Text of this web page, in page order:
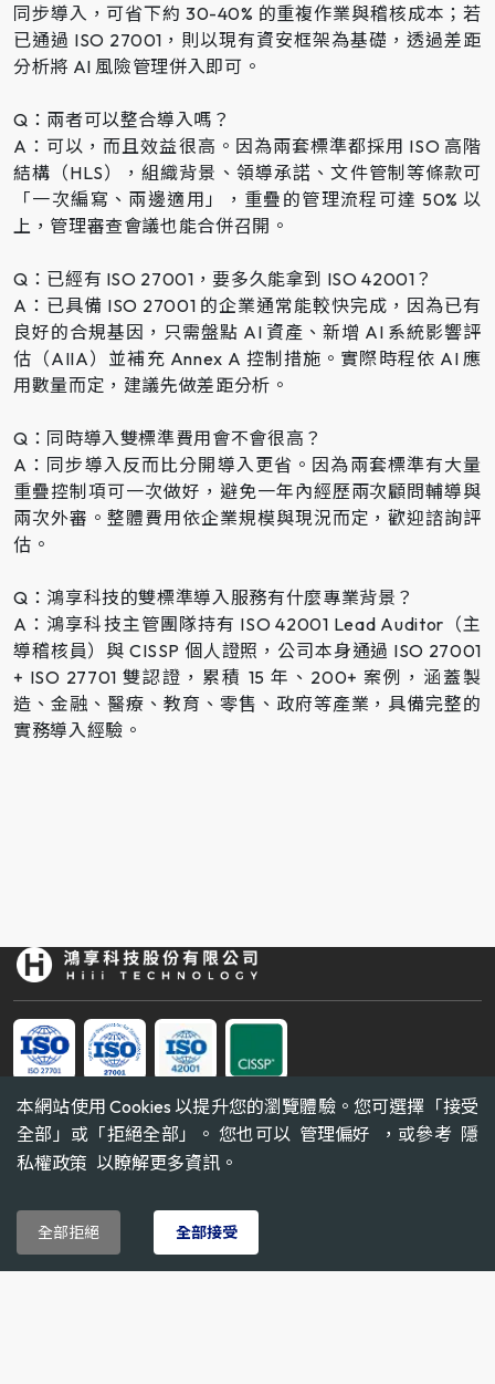
同步導入，可省下約 30-40% 的重複作業與稽核成本；若
已通過 ISO 27001，則以現有資安框架為基礎，透過差距
分析將 AI 風險管理併入即可。
Q：兩者可以整合導入嗎？
A：可以，而且效益很高。因為兩套標準都採用 ISO 高階
結構（HLS），組織背景、領導承諾、文件管制等條款可
「一次編寫、兩邊適用」，重疊的管理流程可達 50% 以
上，管理審查會議也能合併召開。
Q：已經有 ISO 27001，要多久能拿到 ISO 42001？
A：已具備 ISO 27001 的企業通常能較快完成，因為已有
良好的合規基因，只需盤點 AI 資產、新增 AI 系統影響評
估（AIIA）並補充 Annex A 控制措施。實際時程依 AI 應
用數量而定，建議先做差距分析。
Q：同時導入雙標準費用會不會很高？
A：同步導入反而比分開導入更省。因為兩套標準有大量
重疊控制項可一次做好，避免一年內經歷兩次顧問輔導與
兩次外審。整體費用依企業規模與現況而定，歡迎諮詢評
估。
Q：鴻享科技的雙標準導入服務有什麼專業背景？
A：鴻享科技主管團隊持有 ISO 42001 Lead Auditor（主
導稽核員）與 CISSP 個人證照，公司本身通過 ISO 27001
+ ISO 27701 雙認證，累積 15 年、200+ 案例，涵蓋製
造、金融、醫療、教育、零售、政府等產業，具備完整的
實務導入經驗。
TEL
03-3607799
桃園市桃園區 正光路423-7號2樓
EMAIL
service@hiii.com.tw
本網站使用 Cookies 以提升您的瀏覽體驗。您可選擇「接受
全部」或「拒絕全部」。 您也可以 管理偏好 ，或參考 隱
私權政策 以瞭解更多資訊。
全部拒絕 全部接受